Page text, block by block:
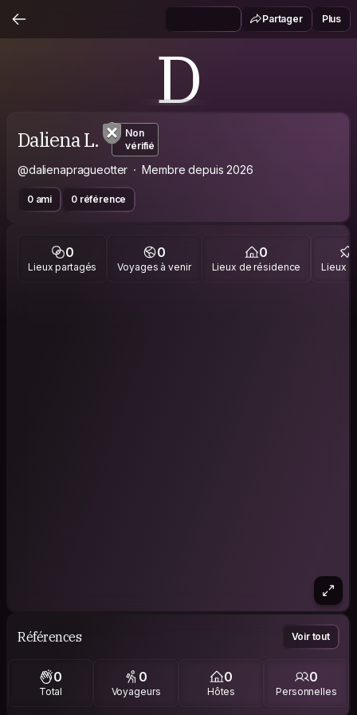
Partager Plus
D
Daliena L.
Non
vérifié
@dalienapragueotter Membre depuis 2026
0 ami 0 référence
0
Lieux partagés
0
Voyages à venir
0
Lieux de résidence Lieux
Références Voir tout
0
Total
0
Voyageurs
0
Hôtes
0
Personnelles